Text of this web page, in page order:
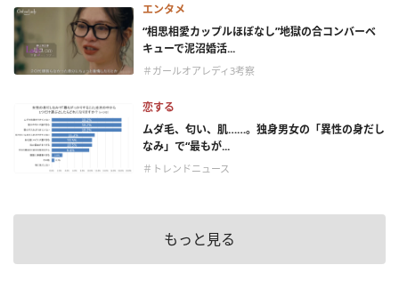
エンタメ
“相思相愛カップルほぼなし”地獄の合コンバーベ
キューで泥沼婚活...
＃ガールオアレディ3考察
恋する
ムダ毛、匂い、肌……。独身男女の「異性の身だし
なみ」で“最もが...
＃トレンドニュース
もっと見る